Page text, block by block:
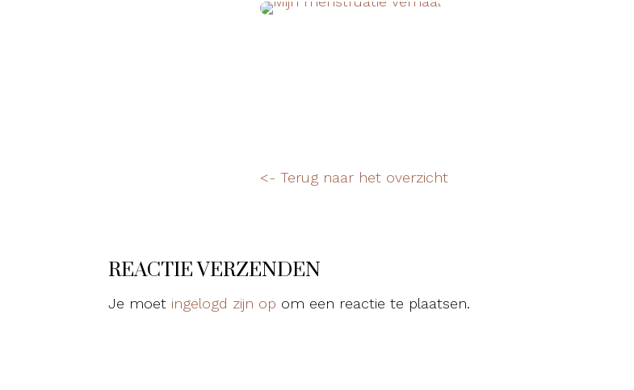
<- Terug naar het overzicht
REACTIE VERZENDEN
Je moet ingelogd zijn op om een reactie te plaatsen.